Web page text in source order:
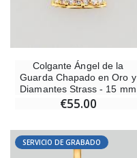
Colgante Ángel de la
Guarda Chapado en Oro y
Diamantes Strass - 15 mm
€55.00
SERVICIO DE GRABADO